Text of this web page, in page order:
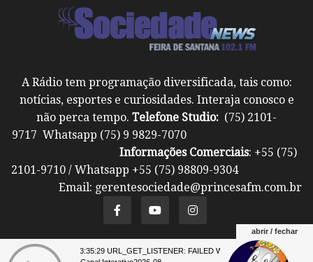
A Rádio tem programação diversificada, tais como:
notícias, esportes e curiosidades. Interaja conosco e
não perca tempo. Telefone Studio: (75) 2101-
9717 Whatsapp (75) 9 9829-7070
Informações Comerciais: +55 (75)
2101-9710 / Whatsapp +55 (75) 98809-9304
Email: gerentesociedade@princesafm.com.br
Um site pertencente a Fundação Santo Antônio ©
abrir / fechar
07 23:35:29 URL_GET_LISTENER: FAILED WITH ERROR: **** 07